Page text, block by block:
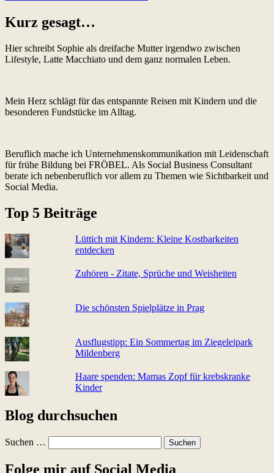
Kurz gesagt…
Hier schreibt Sophie als dreifache Mutter irgendwo zwischen
Lifestyle, Latte Macchiato und dem ganz normalen Leben.
Mein Herz schlägt für das entspannte Reisen mit Kindern und die
besonderen Fundstücke im Alltag.
Beruflich mache ich Unternehmenskommunikation mit Leidenschaft
für frühe Bildung bei FRÖBEL. Als Social Business Consultant
berate ich nebenberuflich vor allem zu Themen wie Sichtbarkeit und
Social Media.
Top 5 Beiträge
Lüttich mit Kindern: Kleine Kostbarkeiten
entdecken
Zuhören - Zitate, Sprüche und Weisheiten
Die schönsten Spielplätze in Prag
Ausflugstipp: Ein Sommertag im Ziegeleipark
Mildenberg
Haare spenden: Mamas Zopf für krebskranke
Kinder
Blog durchsuchen
Suchen …
Folge mir auf Social Media